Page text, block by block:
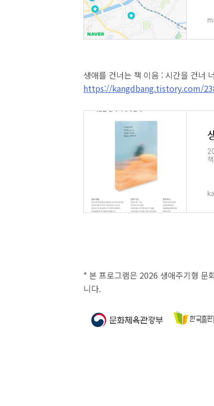
생애를 건너는 책 이음 : 시간을 건너
https://kangdbang.tistory.com/
* 본 프로그램은 2026 생애주기형 문
니다.